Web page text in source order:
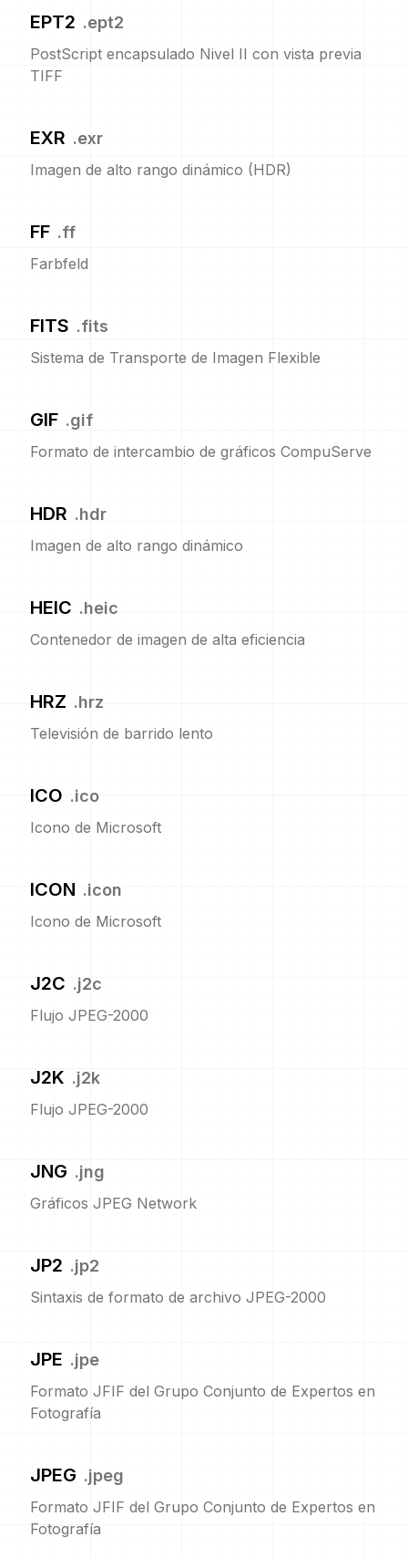
EPT2 .ept2
PostScript encapsulado Nivel II con vista previa
TIFF
EXR .exr
Imagen de alto rango dinámico (HDR)
FF .ff
Farbfeld
FITS .fits
Sistema de Transporte de Imagen Flexible
GIF .gif
Formato de intercambio de gráficos CompuServe
HDR .hdr
Imagen de alto rango dinámico
HEIC .heic
Contenedor de imagen de alta eficiencia
HRZ .hrz
Televisión de barrido lento
ICO .ico
Icono de Microsoft
ICON .icon
Icono de Microsoft
J2C .j2c
Flujo JPEG-2000
J2K .j2k
Flujo JPEG-2000
JNG .jng
Gráficos JPEG Network
JP2 .jp2
Sintaxis de formato de archivo JPEG-2000
JPE .jpe
Formato JFIF del Grupo Conjunto de Expertos en
Fotografía
JPEG .jpeg
Formato JFIF del Grupo Conjunto de Expertos en
Fotografía